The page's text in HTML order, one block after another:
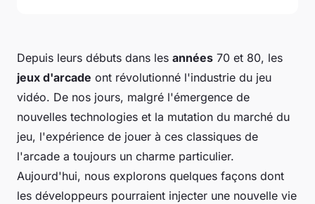
Depuis leurs débuts dans les années 70 et 80, les
jeux d'arcade ont révolutionné l'industrie du jeu
vidéo. De nos jours, malgré l'émergence de
nouvelles technologies et la mutation du marché du
jeu, l'expérience de jouer à ces classiques de
l'arcade a toujours un charme particulier.
Aujourd'hui, nous explorons quelques façons dont
les développeurs pourraient injecter une nouvelle vie